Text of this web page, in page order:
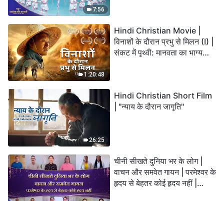
7:56
1:20:48
Hindi Christian Movie |
विनाशों के दौरान प्रभु से मिलन (I) |
संकट में पृथ्वी: मानवता का भाग्य
26:25
Hindi Christian Short Film
| "न्याय के दौरान जागृति"
चीनी सीखते दुनिया भर के लोग |
वाचन और समवेत गायन | परमेश्वर के
हृदय से बेहतर कोई हृदय नहीं |